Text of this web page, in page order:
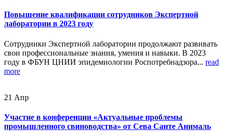
Повышение квалификации сотрудников Экспертной
лаборатории в 2023 году
Сотрудники Экспертной лаборатории продолжают развивать
свои профессиональные знания, умения и навыки. В 2023
году в ФБУН ЦНИИ эпидемиологии Роспотребнадзора... read
more
21 Апр
Участие в конференции «Актуальные проблемы
промышленного свиноводства» от Сева Санте Анималь